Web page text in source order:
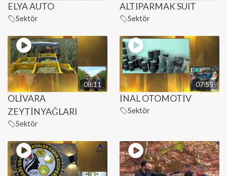
ELYA AUTO
Sektör
ALTIPARMAK SUIT
Sektör
08:11
OLİVARA
ZEYTİNYAĞLARI
Sektör
07:55
İNAL OTOMOTİV
Sektör